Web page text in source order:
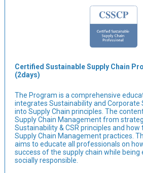
Certified Sustainable Supply Chain
(2days)
The Program is a comprehensive
integrates Sustainability and Corporate
into Supply Chain principles. The
Supply Chain Management from
Sustainability & CSR principles and
Supply Chain Management practices.
aims to educate all professionals on
success of the supply chain while being
socially responsible.